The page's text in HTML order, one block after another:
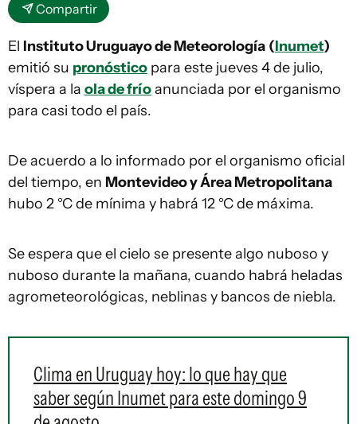
Compartir
El Instituto Uruguayo de Meteorología (Inumet)
emitió su pronóstico para este jueves 4 de julio,
víspera a la ola de fríoanunciada por el organismo
para casi todo el país.
De acuerdo a lo informado por el organismo oficial
del tiempo, en Montevideo y Área Metropolitana
hubo 2 °C de mínima y habrá 12 °C de máxima.
Se espera que el cielo se presente algo nuboso y
nuboso durante la mañana, cuando habrá heladas
agrometeorológicas, neblinas y bancos de niebla.
Clima en Uruguay hoy: lo que hay que
saber según Inumet para este domingo 9